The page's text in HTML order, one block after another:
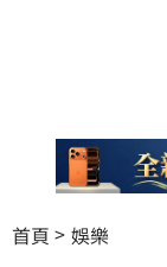
首頁 娛樂